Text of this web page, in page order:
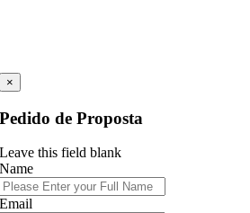
×
Pedido de Proposta
Leave this field blank
Name
Email